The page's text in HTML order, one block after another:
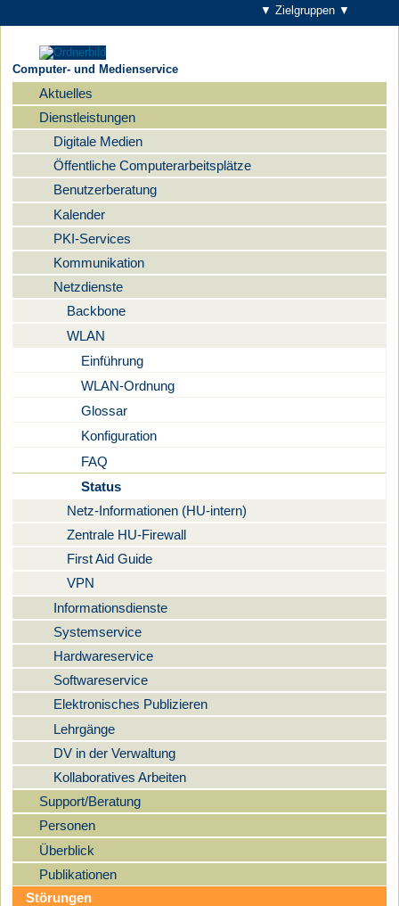
▼ Zielgruppen ▼
Computer- und Medienservice
Navigation
Aktuelles
Dienstleistungen
Digitale Medien
Öffentliche Computerarbeitsplätze
Benutzerberatung
Kalender
PKI-Services
Kommunikation
Netzdienste
Backbone
WLAN
Einführung
WLAN-Ordnung
Glossar
Konfiguration
FAQ
Status
Netz-Informationen (HU-intern)
Zentrale HU-Firewall
First Aid Guide
VPN
Informationsdienste
Systemservice
Hardwareservice
Softwareservice
Elektronisches Publizieren
Lehrgänge
DV in der Verwaltung
Kollaboratives Arbeiten
Support/Beratung
Personen
Überblick
Publikationen
Störungen